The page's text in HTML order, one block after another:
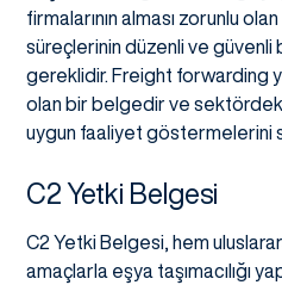
firmalarının alması zorunlu
süreçlerinin düzenli ve güvenli
gereklidir. Freight forwarding
olan bir belgedir ve
uygun faaliyet göstermelerini
C2 Yetki Belgesi
C2 Yetki Belgesi, hem
amaçlarla eşya taşımacılığı